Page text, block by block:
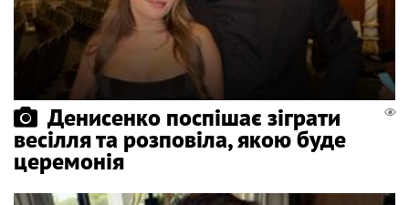
Денисенко поспішає зіграти
весілля та розповіла, якою буде
церемонія